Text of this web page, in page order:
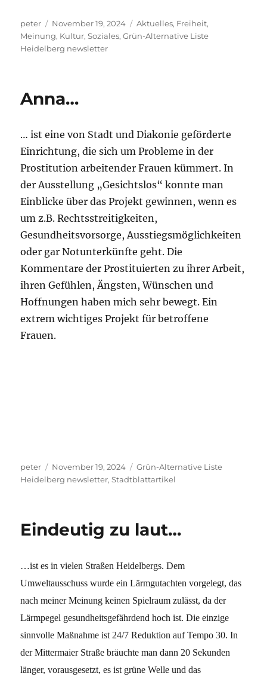
Autor
peter
Veröffentlicht
am
November 19, 2024 Kategorien
Aktuelles, Freiheit,
Meinung, Kultur, Soziales,Grün-Alternative Liste
Heidelberg newsletter
Anna…
… ist eine von Stadt und Diakonie geförderte
Einrichtung, die sich um Probleme in der
Prostitution arbeitender Frauen kümmert. In
der Ausstellung „Gesichtslos“ konnte man
Einblicke über das Projekt gewinnen, wenn es
um z.B. Rechtsstreitigkeiten,
Gesundheitsvorsorge, Ausstiegsmöglichkeiten
oder gar Notunterkünfte geht. Die
Kommentare der Prostituierten zu ihrer Arbeit,
ihren Gefühlen, Ängsten, Wünschen und
Hoffnungen haben mich sehr bewegt. Ein
extrem wichtiges Projekt für betroffene
Frauen.
Autor
peter
Veröffentlicht
am
November 19, 2024 Kategorien
Grün-Alternative Liste
Heidelberg newsletter,Stadtblattartikel
Eindeutig zu laut…
…ist es in vielen Straßen Heidelbergs. Dem
Umweltausschuss wurde ein Lärmgutachten vorgelegt, das
nach meiner Meinung keinen Spielraum zulässt, da der
Lärmpegel gesundheitsgefährdend hoch ist. Die einzige
sinnvolle Maßnahme ist 24/7 Reduktion auf Tempo 30. In
der Mittermaier Straße bräuchte man dann 20 Sekunden
länger, vorausgesetzt, es ist grüne Welle und das